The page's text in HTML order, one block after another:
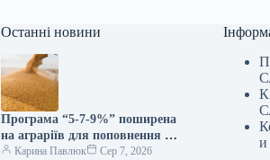
Останні новини
Програма “5-7-9%” поширена
на аграріїв для поповнення їх
оборотних коштів –
Карина Павлюк
Сер 7, 2026
и